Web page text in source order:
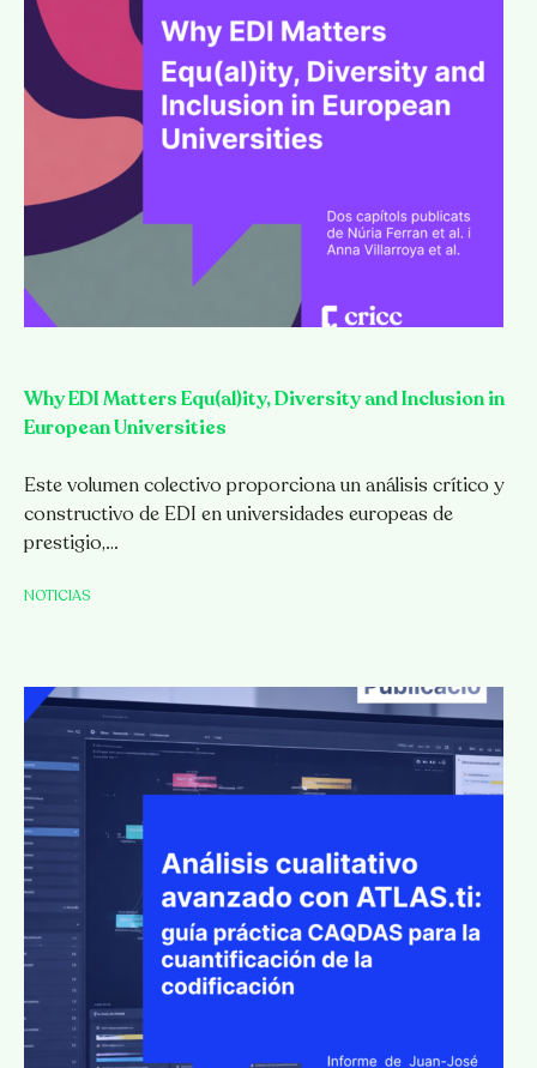
Why EDI Matters Equ(al)ity, Diversity and Inclusion in
European Universities
Este volumen colectivo proporciona un análisis crítico y
constructivo de EDI en universidades europeas de
prestigio,…
NOTICIAS